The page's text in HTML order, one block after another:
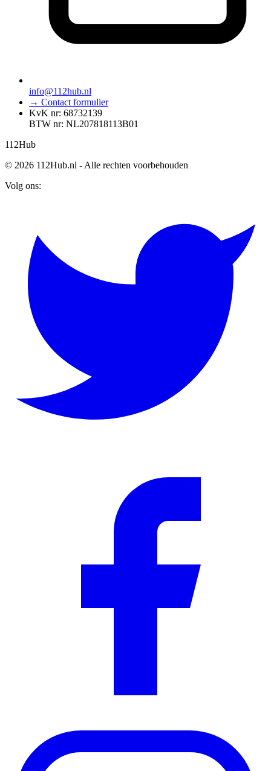
info@112hub.nl
→ Contact formulier
KvK nr: 68732139
BTW nr: NL207818113B01
112Hub
© 2026 112Hub.nl - Alle rechten voorbehouden
Volg ons: